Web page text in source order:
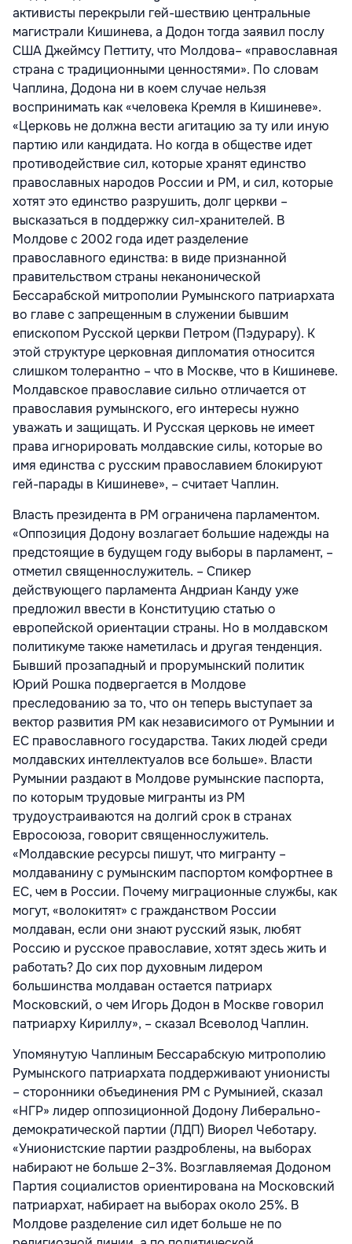
активисты перекрыли гей-шествию центральные
магистрали Кишинева, а Додон тогда заявил послу
США Джеймсу Петтиту, что Молдова– «православная
страна с традиционными ценностями». По словам
Чаплина, Додона ни в коем случае нельзя
воспринимать как «человека Кремля в Кишиневе».
«Церковь не должна вести агитацию за ту или иную
партию или кандидата. Но когда в обществе идет
противодействие сил, которые хранят единство
православных народов России и РМ, и сил, которые
хотят это единство разрушить, долг церкви –
высказаться в поддержку сил-хранителей. В
Молдове с 2002 года идет разделение
православного единства: в виде признанной
правительством страны неканонической
Бессарабской митрополии Румынского патриархата
во главе с запрещенным в служении бывшим
епископом Русской церкви Петром (Пэдурару). К
этой структуре церковная дипломатия относится
слишком толерантно – что в Москве, что в Кишиневе.
Молдавское православие сильно отличается от
православия румынского, его интересы нужно
уважать и защищать. И Русская церковь не имеет
права игнорировать молдавские силы, которые во
имя единства с русским православием блокируют
гей-парады в Кишиневе», – считает Чаплин.
Власть президента в РМ ограничена парламентом.
«Оппозиция Додону возлагает большие надежды на
предстоящие в будущем году выборы в парламент, –
отметил священнослужитель. – Спикер
действующего парламента Андриан Канду уже
предложил ввести в Конституцию статью о
европейской ориентации страны. Но в молдавском
политикуме также наметилась и другая тенденция.
Бывший прозападный и прорумынский политик
Юрий Рошка подвергается в Молдове
преследованию за то, что он теперь выступает за
вектор развития РМ как независимого от Румынии и
ЕС православного государства. Таких людей среди
молдавских интеллектуалов все больше». Власти
Румынии раздают в Молдове румынские паспорта,
по которым трудовые мигранты из РМ
трудоустраиваются на долгий срок в странах
Евросоюза, говорит священнослужитель.
«Молдавские ресурсы пишут, что мигранту –
молдаванину с румынским паспортом комфортнее в
ЕС, чем в России. Почему миграционные службы, как
могут, «волокитят» с гражданством России
молдаван, если они знают русский язык, любят
Россию и русское православие, хотят здесь жить и
работать? До сих пор духовным лидером
большинства молдаван остается патриарх
Московский, о чем Игорь Додон в Москве говорил
патриарху Кириллу», – сказал Всеволод Чаплин.
Упомянутую Чаплиным Бессарабскую митрополию
Румынского патриархата поддерживают унионисты
– сторонники объединения РМ с Румынией, сказал
«НГР» лидер оппозиционной Додону Либерально-
демократической партии (ЛДП) Виорел Чеботару.
«Унионистские партии раздроблены, на выборах
набирают не больше 2–3%. Возглавляемая Додоном
Партия социалистов ориентирована на Московский
патриархат, набирает на выборах около 25%. В
Молдове разделение сил идет больше не по